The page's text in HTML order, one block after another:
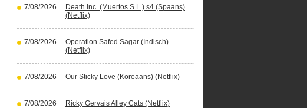
7/08/2026
Death Inc. (Muertos S.L.) s4 (Spaans)
(Netflix)
7/08/2026
Operation Safed Sagar (Indisch)
(Netflix)
7/08/2026 Our Sticky Love (Koreaans) (Netflix)
7/08/2026 Ricky Gervais Alley Cats (Netflix)